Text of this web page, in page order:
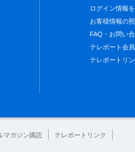
ログイン情報
お客様情報の
FAQ・お問い
テレボート会
テレボートリン
マガジン購読 テレボートリンク